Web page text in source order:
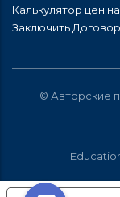
Калькулятор цен
Заключить Договор
© Авторские